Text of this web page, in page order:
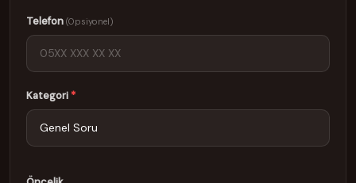
Telefon (Opsiyonel)
Kategori *